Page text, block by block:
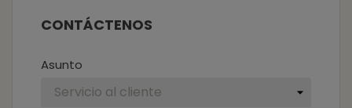
CONTÁCTENOS
Asunto